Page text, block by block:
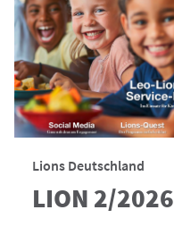
Lions Deutschland
LION 2/2026